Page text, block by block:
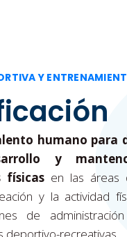
Y
humano para
y
físicas en las áreas
y la actividad
de